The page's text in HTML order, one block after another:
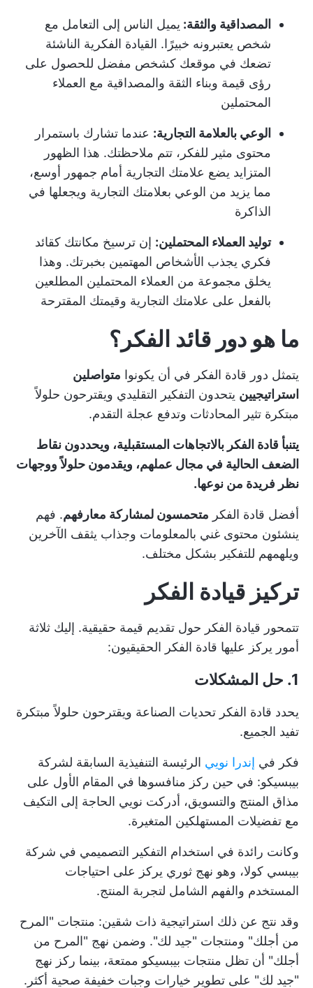
المصداقية والثقة: يميل الناس إلى التعامل مع
شخص يعتبرونه خبيرًا. القيادة الفكرية الناشئة
تضعك في موقعك كشخص مفضل للحصول على
رؤى قيمة وبناء الثقة والمصداقية مع العملاء
المحتملين
الوعي بالعلامة التجارية: عندما تشارك باستمرار
محتوى مثير للفكر، تتم ملاحظتك. هذا الظهور
المتزايد يضع علامتك التجارية أمام جمهور أوسع،
مما يزيد من الوعي بعلامتك التجارية ويجعلها في
الذاكرة
توليد العملاء المحتملين: إن ترسيخ مكانتك كقائد
فكري يجذب الأشخاص المهتمين بخبرتك. وهذا
يخلق مجموعة من العملاء المحتملين المطلعين
بالفعل على علامتك التجارية وقيمتك المقترحة
ما هو دور قائد الفكر؟
يتمثل دور قادة الفكر في أن يكونوا متواصلين
استراتيجيين يتحدون التفكير التقليدي ويقترحون حلولاً
مبتكرة تثير المحادثات وتدفع عجلة التقدم.
يتنبأ قادة الفكر بالاتجاهات المستقبلية، ويحددون نقاط
الضعف الحالية في مجال عملهم، ويقدمون حلولاً ووجهات
نظر فريدة من نوعها.
أفضل قادة الفكر متحمسون لمشاركة معارفهم. فهم
ينشئون محتوى غني بالمعلومات وجذاب يثقف الآخرين
ويلهمهم للتفكير بشكل مختلف.
تركيز قيادة الفكر
تتمحور قيادة الفكر حول تقديم قيمة حقيقية. إليك ثلاثة
أمور يركز عليها قادة الفكر الحقيقيون:
1. حل المشكلات
يحدد قادة الفكر تحديات الصناعة ويقترحون حلولاً مبتكرة
تفيد الجميع.
فكر في إندرا نويي الرئيسة التنفيذية السابقة لشركة
بيبسيكو: في حين ركز منافسوها في المقام الأول على
مذاق المنتج والتسويق، أدركت نويي الحاجة إلى التكيف
مع تفضيلات المستهلكين المتغيرة.
وكانت رائدة في استخدام التفكير التصميمي في شركة
بيبسي كولا، وهو نهج ثوري يركز على احتياجات
المستخدم والفهم الشامل لتجربة المنتج.
وقد نتج عن ذلك استراتيجية ذات شقين: منتجات "المرح
من أجلك" ومنتجات "جيد لك". وضمن نهج "المرح من
أجلك" أن تظل منتجات بيبسيكو ممتعة، بينما ركز نهج
"جيد لك" على تطوير خيارات وجبات خفيفة صحية أكثر.